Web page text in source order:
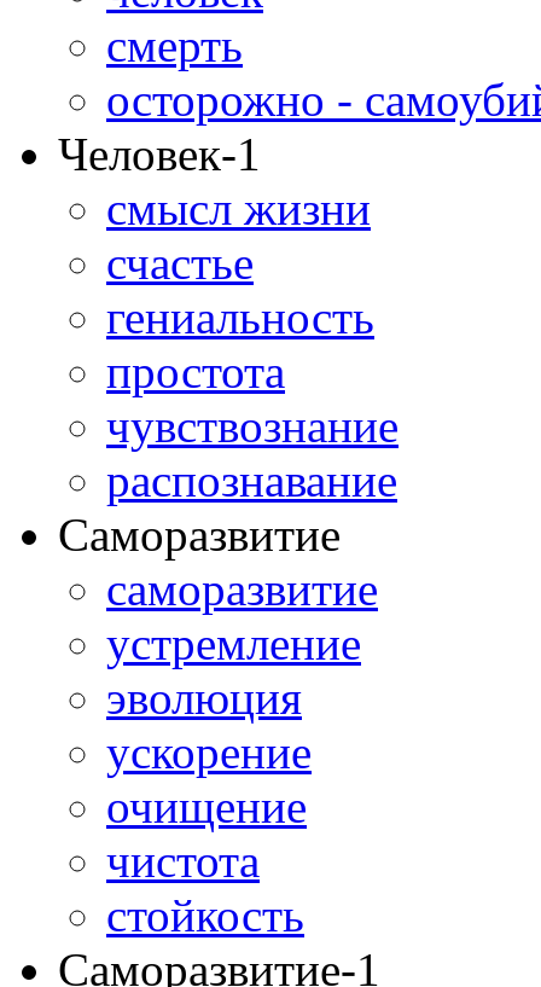
смерть
осторожно -
Человек-1
смысл жизни
счастье
гениальность
простота
чувствознание
распознавание
Саморазвитие
саморазвитие
устремление
эволюция
ускорение
очищение
чистота
стойкость
Саморазвитие-1